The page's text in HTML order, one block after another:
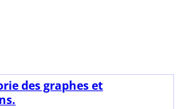
des graphes et